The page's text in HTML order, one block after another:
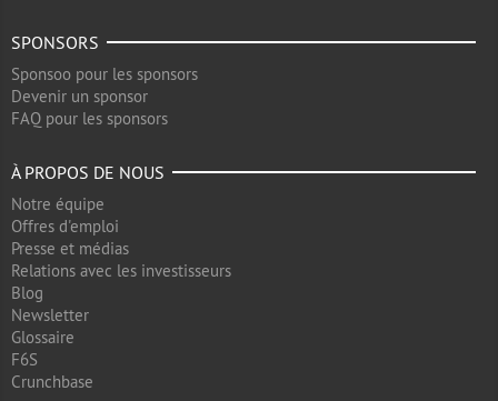
SPONSORS
Sponsoo pour les sponsors
Devenir un sponsor
FAQ pour les sponsors
À PROPOS DE NOUS
Notre équipe
Offres d'emploi
Presse et médias
Relations avec les investisseurs
Blog
Newsletter
Glossaire
F6S
Crunchbase